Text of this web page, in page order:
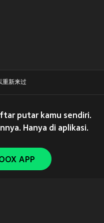
重新来过
putar kamu sendiri.
Hanya di aplikasi.
APP